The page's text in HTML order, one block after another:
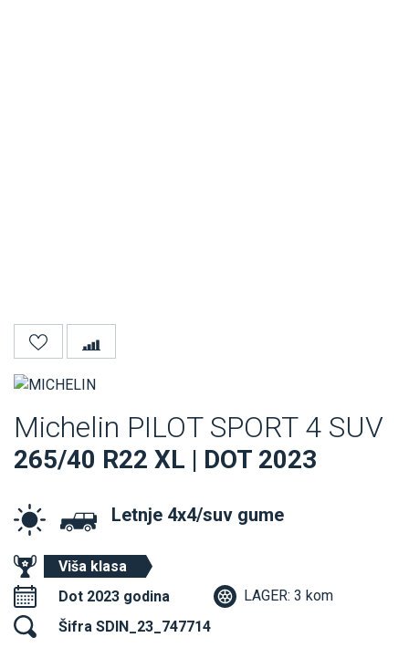
Michelin PILOT SPORT 4 SUV
265/40 R22 XL | DOT 2023
Letnje 4x4/suv gume
Viša klasa
Dot 2023 godina
LAGER: 3 kom
Šifra SDIN_23_747714